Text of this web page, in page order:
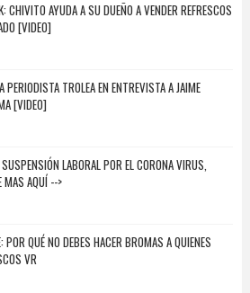
CHIVITO AYUDA A SU DUEÑO A VENDER REFRESCOS
[VIDEO]
PERIODISTA TROLEA EN ENTREVISTA A JAIME
[VIDEO]
LABORAL POR EL CORONA VIRUS,
MAS AQUÍ -->
POR QUÉ NO DEBES HACER BROMAS A QUIENES
VR